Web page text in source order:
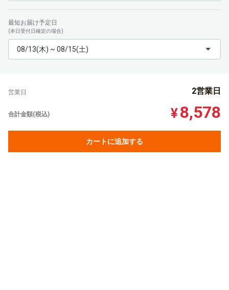
最短お届け予定日
(本日受付日確定の場合)
08/13(木) ~ 08/15(土)
営業日 2営業日
合計金額(税込) ¥8,578
カートに追加する